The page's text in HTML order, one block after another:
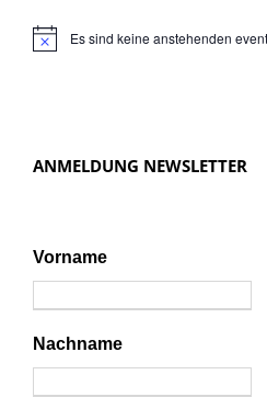
N
Es sind keine anstehenden
ANMELDUNG NEWSLETTER
Vorname
Nachname